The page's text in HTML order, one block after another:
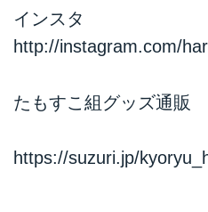
インスタ
http://instagram.com/
たもすこ組グッズ通販
https://suzuri.jp/